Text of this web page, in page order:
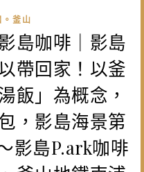
。釜山
島咖啡｜影島
帶回家！以釜
飯」為概念，
，影島海景第
影島P.ark咖啡